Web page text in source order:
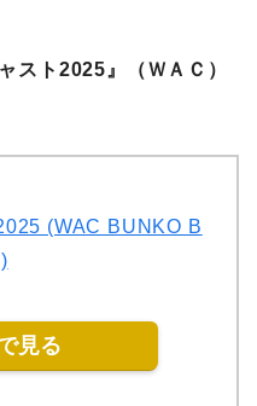
スト2025』（ＷＡＣ）
(WAC BUNKO B
見る